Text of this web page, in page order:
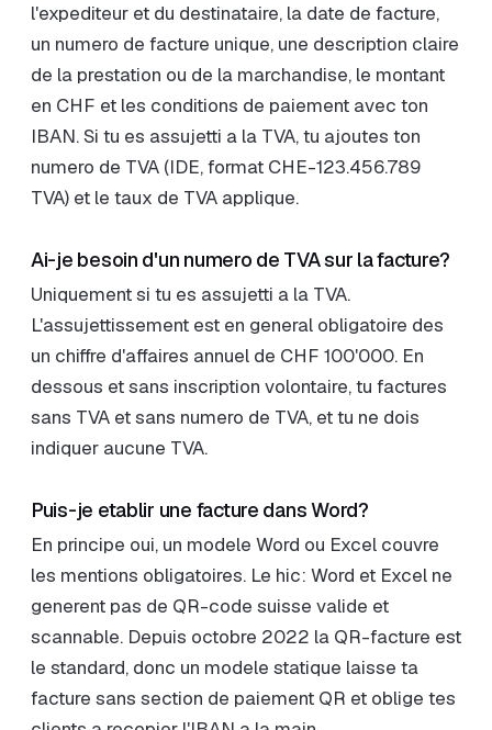
l'expediteur et du destinataire, la date de facture,
un numero de facture unique, une description claire
de la prestation ou de la marchandise, le montant
en CHF et les conditions de paiement avec ton
IBAN. Si tu es assujetti a la TVA, tu ajoutes ton
numero de TVA (IDE, format CHE-123.456.789
TVA) et le taux de TVA applique.
Ai-je besoin d'un numero de TVA sur la facture?
Uniquement si tu es assujetti a la TVA.
L'assujettissement est en general obligatoire des
un chiffre d'affaires annuel de CHF 100'000. En
dessous et sans inscription volontaire, tu factures
sans TVA et sans numero de TVA, et tu ne dois
indiquer aucune TVA.
Puis-je etablir une facture dans Word?
En principe oui, un modele Word ou Excel couvre
les mentions obligatoires. Le hic: Word et Excel ne
generent pas de QR-code suisse valide et
scannable. Depuis octobre 2022 la QR-facture est
le standard, donc un modele statique laisse ta
facture sans section de paiement QR et oblige tes